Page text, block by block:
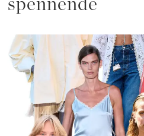
spennende